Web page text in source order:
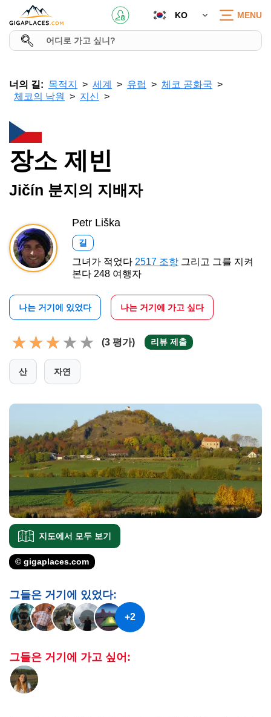
KO MENU
너의 길: 목적지 세계 유럽
체코 공화국
체코의 낙원
지신
장소 제빈
Jičín 분지의 지배자
Petr Liška
길
그녀가 적었다 2517 조항 그리고 그를 지켜
본다 248 여행자
나는 거기에 있었다 나는 거기에 가고 싶다
(3 평가) 리뷰 제출
산 자연
지도에서 모두 보기
© gigaplaces.com
그들은 거기에 있었다:
+2
그들은 거기에 가고 싶어: